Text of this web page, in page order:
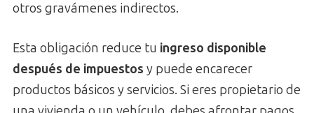
otros gravámenes indirectos.
Esta obligación reduce tu ingreso disponible
después de impuestos y puede encarecer
productos básicos y servicios. Si eres propietario de